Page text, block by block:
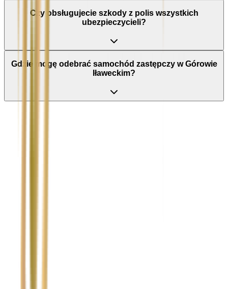
Czy obsługujecie szkody z polis wszystkich
ubezpieczycieli?
Gdzie mogę odebrać samochód zastępczy w Górowie
Iławeckim?